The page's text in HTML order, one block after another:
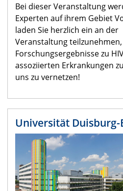
Bei dieser Veranstaltung
Experten auf ihrem Gebiet
laden Sie herzlich ein an der
Veranstaltung
Forschungsergebnisse zu
assoziierten Erkrankungen
uns zu vernetzen!
Universität Duisburg-